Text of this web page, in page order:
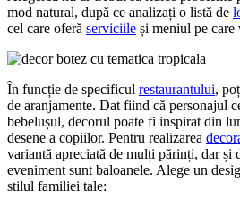
mod natural, după ce analizați o listă de
cel care oferă serviciile și meniul pe
În funcție de specificul restaurantului,
de aranjamente. Dat fiind că personajul
bebelușul, decorul poate fi inspirat din
desene a copiilor. Pentru realizarea
variantă apreciată de mulți părinți, dar și
eveniment sunt baloanele. Alege un
stilul familiei tale: